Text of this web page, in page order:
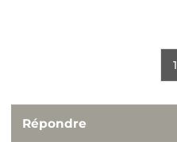
1
Répondre